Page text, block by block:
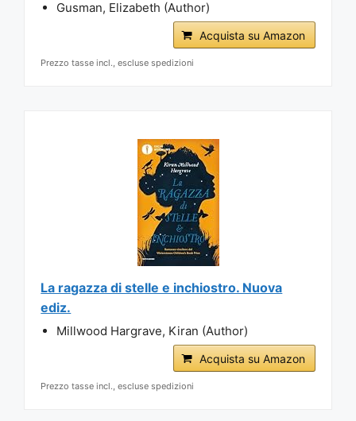
Gusman, Elizabeth (Author)
Acquista su Amazon
Prezzo tasse incl., escluse spedizioni
La ragazza di stelle e inchiostro. Nuova
ediz.
Millwood Hargrave, Kiran (Author)
Acquista su Amazon
Prezzo tasse incl., escluse spedizioni